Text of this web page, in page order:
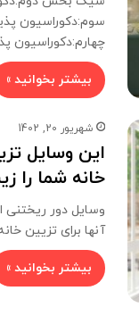
سوم:دکوراسیون
چهارم:دکوراسیون
بیشتر بخوانید »
شهریور 20, 1402
این وسایل
خانه شما را
وسایل دور ریختنی
آنها برای تزیین
بیشتر بخوانید »